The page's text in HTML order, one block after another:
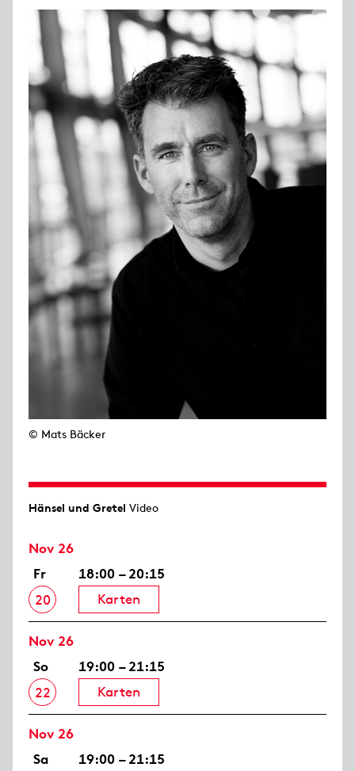
© Mats Bäcker
Hänsel und Gretel Video
Nov 26
Fr
20
18:00 – 20:15
Karten
Nov 26
So
22
19:00 – 21:15
Karten
Nov 26
Sa
19:00 – 21:15